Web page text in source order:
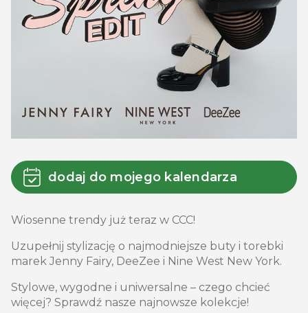
dodaj do mojego kalendarza
Wiosenne trendy już teraz w CCC!
Uzupełnij stylizację o najmodniejsze buty i torebki
marek Jenny Fairy, DeeZee i Nine West New York.
Stylowe, wygodne i uniwersalne – czego chcieć
więcej? Sprawdź nasze najnowsze kolekcje!